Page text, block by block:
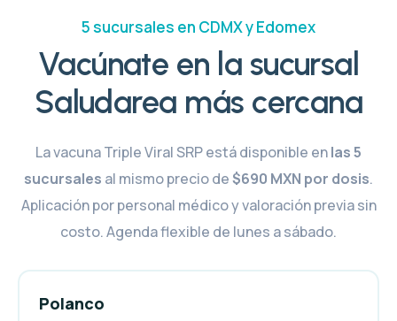
5 sucursales en CDMX y Edomex
Vacúnate en la sucursal
Saludarea más cercana
La vacuna Triple Viral SRP está disponible enlas 5
sucursales al mismo precio de$690 MXN por dosis.
Aplicación por personal médico y valoración previa sin
costo. Agenda flexible de lunes a sábado.
Polanco